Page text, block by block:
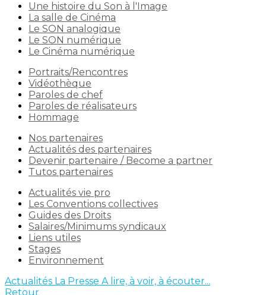
Une histoire du Son à l'Image
La salle de Cinéma
Le SON analogique
Le SON numérique
Le Cinéma numérique
Portraits/Rencontres
Vidéothèque
Paroles de chef
Paroles de réalisateurs
Hommage
Nos partenaires
Actualités des partenaires
Devenir partenaire / Become a partner
Tutos partenaires
Actualités vie pro
Les Conventions collectives
Guides des Droits
Salaires/Minimums syndicaux
Liens utiles
Stages
Environnement
Actualités La Presse A lire, à voir, à écouter...
Retour